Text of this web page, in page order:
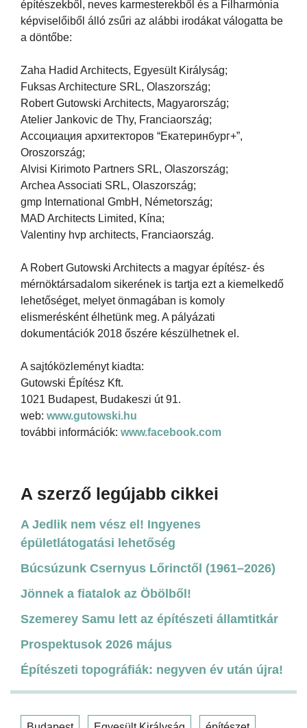
építészekből, neves karmesterekből és a Filharmónia
képviselőiből álló zsűri az alábbi irodákat válogatta be
a döntőbe:
Zaha Hadid Architects, Egyesült Királyság;
Fuksas Architecture SRL, Olaszország;
Robert Gutowski Architects, Magyarország;
Atelier Jankovic de Thy, Franciaország;
Ассоциация архитекторов “Екатеринбург+”,
Oroszország;
Alvisi Kirimoto Partners SRL, Olaszország;
Archea Associati SRL, Olaszország;
gmp International GmbH, Németország;
MAD Architects Limited, Kína;
Valentiny hvp architects, Franciaország.
A Robert Gutowski Architects a magyar építész- és
mérnöktársadalom sikerének is tartja ezt a kiemelkedő
lehetőséget, melyet önmagában is komoly
elismerésként élhetünk meg. A pályázati
dokumentációk 2018 őszére készülhetnek el.
A sajtóközleményt kiadta:
Gutowski Építész Kft.
1021 Budapest, Budakeszi út 91.
web: www.gutowski.hu
további információk: www.facebook.com
A szerző legújabb cikkei
A Jedlik nem vész el! Ingyenes
épületlátogatási lehetőség
Búcsúzunk Csernyus Lőrinctől (1961–2026)
Jönnek a fiatalok az Öbölből!
Szemerey Samu lett az építészeti államtitkár
Prospektusok 2026 május
Építészeti topográfiák: negyven év után újra!